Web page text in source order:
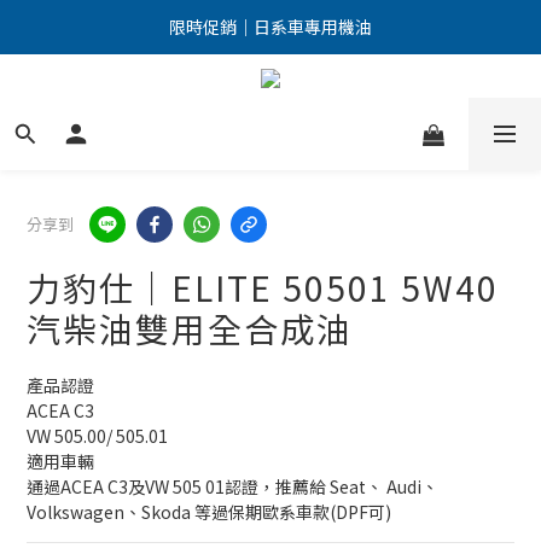
點擊加入LINE好友 優惠訊息不漏接！
限時促銷｜日系車專用機油
點擊加入LINE好友 優惠訊息不漏接！
分享到
力豹仕｜ELITE 50501 5W40
汽柴油雙用全合成油
產品認證
ACEA C3
VW 505.00/ 505.01
適用車輛
通過ACEA C3及VW 505 01認證，推薦給 Seat、 Audi、
Volkswagen、Skoda 等過保期歐系車款(DPF可)